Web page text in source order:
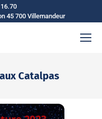
45 700 Villemandeur
Catalpas